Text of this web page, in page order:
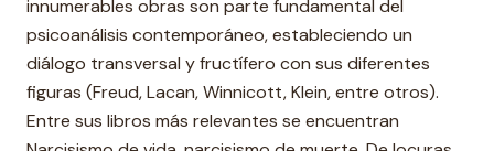
innumerables obras son parte fundamental del
psicoanálisis contemporáneo, estableciendo un
diálogo transversal y fructífero con sus diferentes
figuras (Freud, Lacan, Winnicott, Klein, entre otros).
Entre sus libros más relevantes se encuentran